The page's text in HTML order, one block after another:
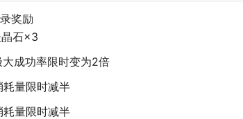
奖励
石×3
大成功率限时变为2倍
量限时减半
量限时减半